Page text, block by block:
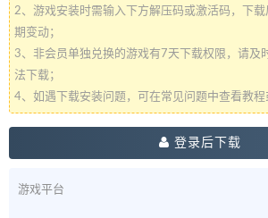
2、游戏安装时需输入下方解压码或激活码，下
期变动；
3、非会员单独兑换的游戏有7天下载权限，请及
法下载；
4、如遇下载安装问题，可在常见问题中查看教程
登录后下载
游戏平台